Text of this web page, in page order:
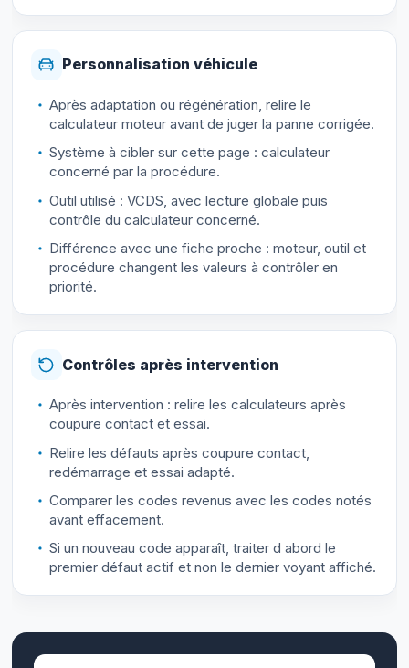
Personnalisation véhicule
Après adaptation ou régénération, relire le
calculateur moteur avant de juger la panne corrigée.
Système à cibler sur cette page : calculateur
concerné par la procédure.
Outil utilisé : VCDS, avec lecture globale puis
contrôle du calculateur concerné.
Différence avec une fiche proche : moteur, outil et
procédure changent les valeurs à contrôler en
priorité.
Contrôles après intervention
Après intervention : relire les calculateurs après
coupure contact et essai.
Relire les défauts après coupure contact,
redémarrage et essai adapté.
Comparer les codes revenus avec les codes notés
avant effacement.
Si un nouveau code apparaît, traiter d abord le
premier défaut actif et non le dernier voyant affiché.